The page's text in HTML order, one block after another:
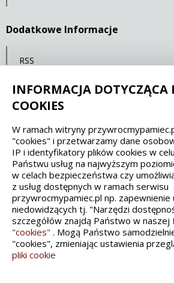
Dodatkowe Informacje
RSS
Statystyki oglądalności
Spełniamy standardy
WCAG 2.1 SECTION 508
IS 5568
INFORMACJA DOTYCZĄCA
COOKIES
W ramach witryny
"cookies" i przetwarzamy dane
IP i identyfikatory plików cookies w
Państwu usług na najwyższym
w celach bezpieczeństwa czy
z usług dostępnych w ramach serwisu
przywrocmypamiec.pl np. zapewnienie
niedowidzących tj. "Narzędzi
szczegółów znajdą Państwo w naszej
"cookies" . Mogą Państwo
"cookies", zmieniając ustawienia
pliki cookie